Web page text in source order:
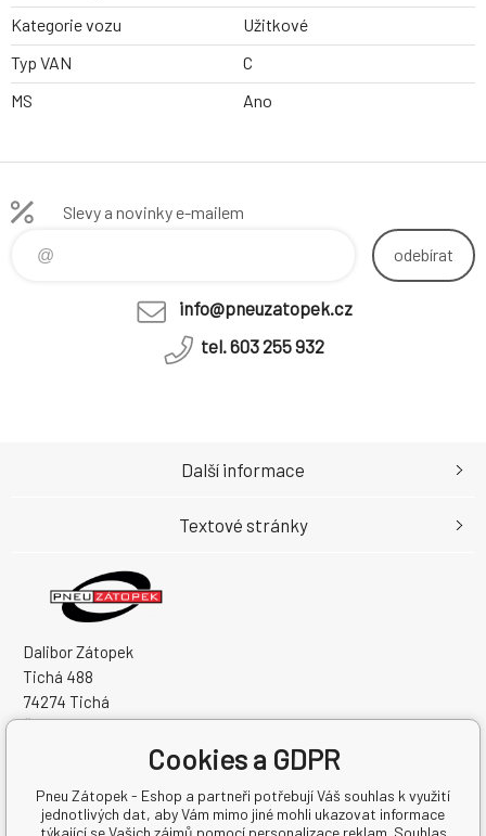
Kategorie vozu
Užitkové
Typ VAN
C
MS
Ano
Slevy a novinky e-mailem
odebírat
info@pneuzatopek.cz
tel. 603 255 932
Dalibor Zátopek
Tichá 488
74274 Tichá
Česká Republika
DIČ: CZ7504094994
Další informace
Textové stránky
Cookies a GDPR
Pneu Zátopek - Eshop a partneři potřebují Váš souhlas k využití
jednotlivých dat, aby Vám mimo jiné mohli ukazovat informace
týkající se Vašich zájmů pomocí personalizace reklam. Souhlas